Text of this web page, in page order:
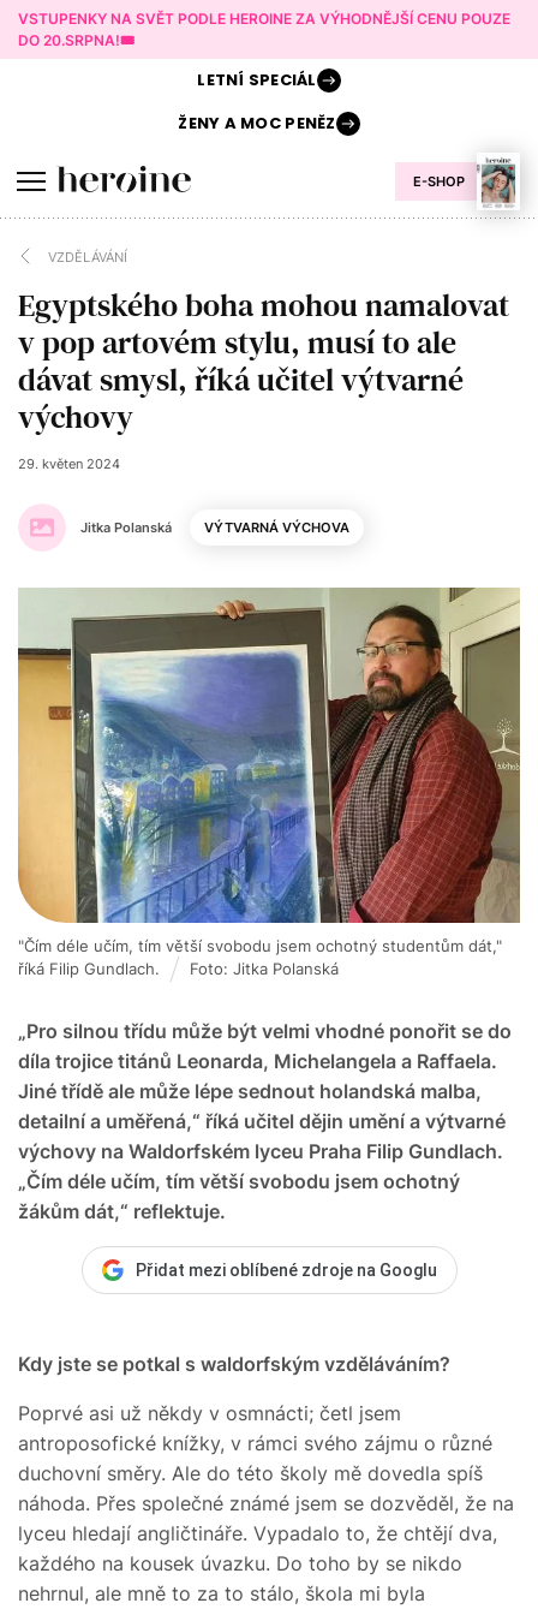
VSTUPENKY NA SVĚT PODLE HEROINE ZA VÝHODNĚJŠÍ CENU POUZE
DO 20.SRPNA!🎟️
E-SHOP
LETNÍ SPECIÁL
ŽENY AMOC PENĚZ
VZDĚLÁVÁNÍ
Egyptského boha mohou namalovat
v pop artovém stylu, musí to ale
dávat smysl, říká učitel výtvarné
výchovy
Jitka Polanská
29. květen 2024
VÝTVARNÁ VÝCHOVA
„Pro silnou třídu může být velmi vhodné ponořit se do
díla trojice titánů Leonarda, Michelangela a Raffaela.
Jiné třídě ale může lépe sednout holandská malba,
detailní a uměřená,“ říká učitel dějin umění a výtvarné
výchovy na Waldorfském lyceu Praha Filip Gundlach.
„Čím déle učím, tím větší svobodu jsem ochotný
žákům dát,“ reflektuje.
"Čím déle učím, tím větší svobodu jsem ochotný studentům dát,"
říká Filip Gundlach.
Foto: Jitka Polanská
Přidat mezi oblíbené zdroje na Googlu
Kdy jste se potkal s waldorfským vzděláváním?
Poprvé asi už někdy v osmnácti; četl jsem
antroposofické knížky, v rámci svého zájmu o různé
duchovní směry. Ale do této školy mě dovedla spíš
náhoda. Přes společné známé jsem se dozvěděl, že na
lyceu hledají angličtináře. Vypadalo to, že chtějí dva,
každého na kousek úvazku. Do toho by se nikdo
nehrnul, ale mně to za to stálo, škola mi byla